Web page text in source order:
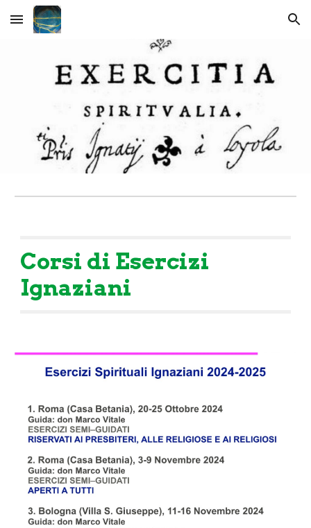
Skip to main content Skip to navigation
Corsi di Esercizi
Ignaziani